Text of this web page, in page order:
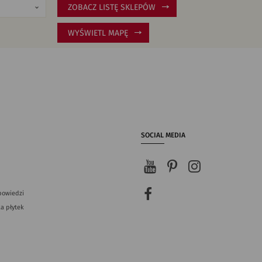
ZOBACZ LISTĘ SKLEPÓW
WYŚWIETL MAPĘ
płytek
SOCIAL MEDIA